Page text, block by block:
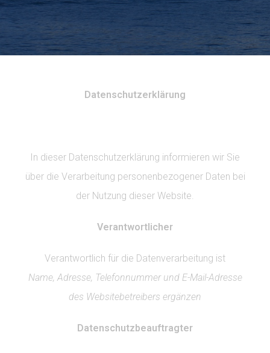
Datenschutzerklärung
In dieser Datenschutzerklärung informieren wir Sie
über die Verarbeitung personenbezogener Daten bei
der Nutzung dieser Website.
Verantwortlicher
Verantwortlich für die Datenverarbeitung ist
Name, Adresse, Telefonnummer und E-Mail-Adresse
des Websitebetreibers ergänzen
Datenschutzbeauftragter